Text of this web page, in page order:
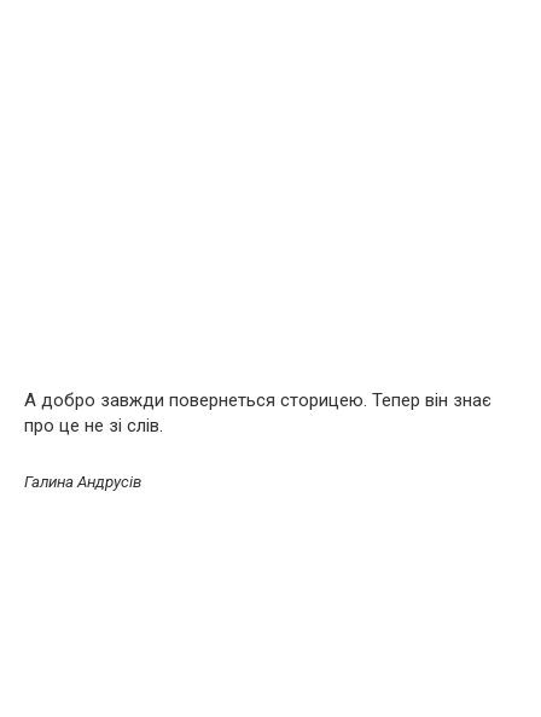
А добро завжди повернеться сторицею. Тепер він знає
про це не зі слів.
Галина Андрусів